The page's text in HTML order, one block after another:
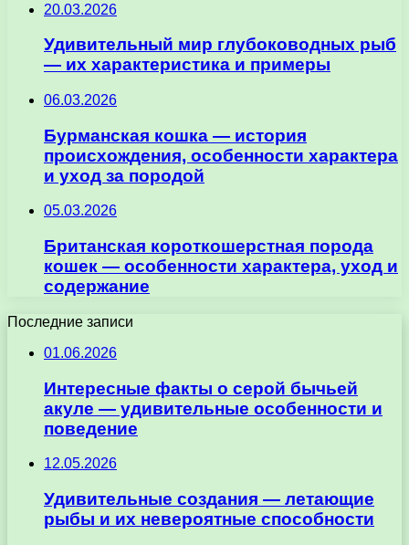
20.03.2026
Удивительный мир глубоководных рыб
— их характеристика и примеры
06.03.2026
Бурманская кошка — история
происхождения, особенности характера
и уход за породой
05.03.2026
Британская короткошерстная порода
кошек — особенности характера, уход и
содержание
Последние записи
01.06.2026
Интересные факты о серой бычьей
акуле — удивительные особенности и
поведение
12.05.2026
Удивительные создания — летающие
рыбы и их невероятные способности